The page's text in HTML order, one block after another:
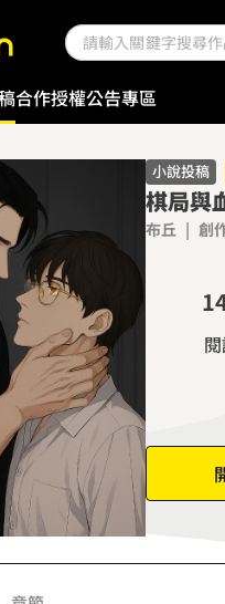
合作授權公告專區
小說投稿
棋局與
布丘 | 創
1
2
7
9